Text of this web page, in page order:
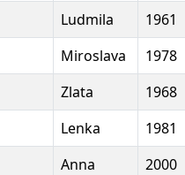
Ludmila 1961
Miroslava 1978
Zlata 1968
Lenka 1981
Anna 2000